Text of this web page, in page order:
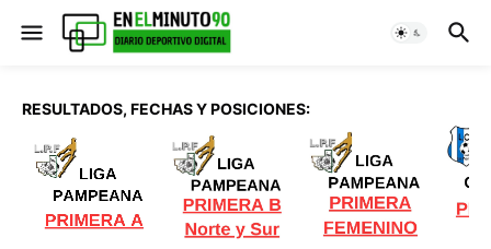
RESULTADOS, FECHAS Y POSICIONES: